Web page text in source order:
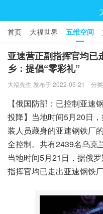
首页 大福世界 五维空间
亚速营正副指挥官均已
乡：提倡“零彩礼”
大福先生 发布于 2022-05-21 分类
【俄国防部：已控制亚速
投降】当地时间5月20日
装人员藏身的亚速钢铁厂
全控制。共有2439名乌克
当地时间5月21日，据俄
指挥官均已走出亚速钢铁厂